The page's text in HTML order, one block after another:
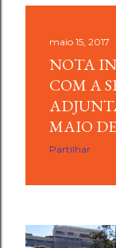
maio 15, 2017
NOTA
COM A
MAIO
Partilhar